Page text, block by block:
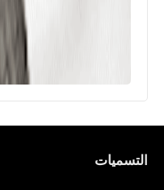
التسميات